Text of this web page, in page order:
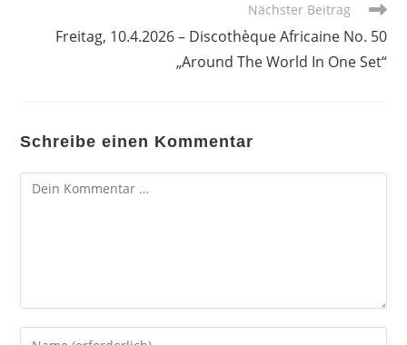
Nächster Beitrag
Freitag, 10.4.2026 – Discothèque Africaine No. 50
„Around The World In One Set“
Schreibe einen Kommentar
Kommentar
Gib